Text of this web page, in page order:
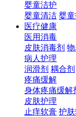
婴童洁护
婴童清洁 婴
医疗健康
医用消毒
皮肤消毒剂 物
病人护理
润滑剂 耦合剂
疼痛缓解
身体疼痛缓解
皮肤护理
止痒软膏 护